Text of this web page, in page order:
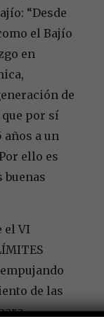
“Desde
el Bajío
en
de
por sí
a un
ello es
buenas
el VI
de las